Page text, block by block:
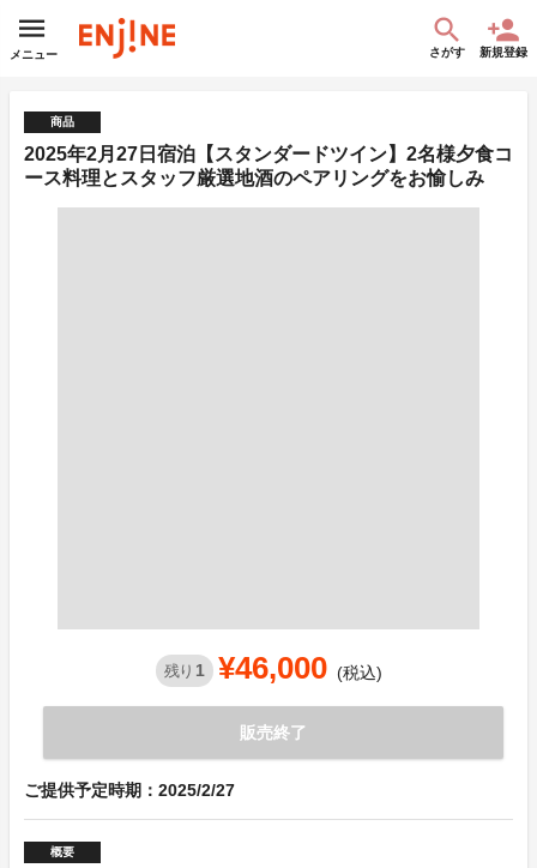
メニュー さがす 新規登録
商品
2025年2月27日宿泊【スタンダードツイン】2名様夕食コ
ース料理とスタッフ厳選地酒のペアリングをお愉しみ
残り 1 ¥46,000 (税込)
販売終了
ご提供予定時期：2025/2/27
概要